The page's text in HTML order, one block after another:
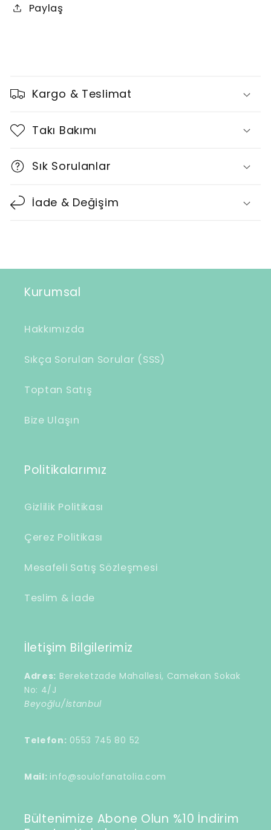
Paylaş
a
r
a
l
t
ı
a
l
Kargo & Teslimat
Takı Bakımı
Sık Sorulanlar
İade & Değişim
Kurumsal
Hakkımızda
Sıkça Sorulan Sorular (SSS)
Toptan Satış
Bize Ulaşın
Politikalarımız
Gizlilik Politikası
Çerez Politikası
Mesafeli Satış Sözleşmesi
Teslim & İade
İletişim Bilgilerimiz
Adres: Bereketzade Mahallesi, Camekan Sokak
No: 4/J
Beyoğlu/İstanbul
Telefon: 0553 745 80 52
Mail: info@soulofanatolia.com
Bültenimize Abone Olun %10 İndirim